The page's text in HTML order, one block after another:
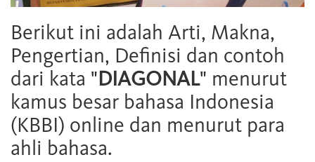
Berikut ini adalah Arti, Makna,
Pengertian, Definisi dan contoh
dari kata "DIAGONAL" menurut
kamus besar bahasa Indonesia
(KBBI) online dan menurut para
ahli bahasa.